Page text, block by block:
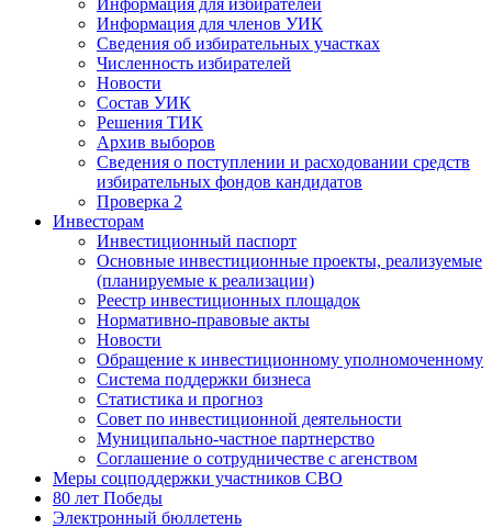
Информация для избирателей
Информация для членов УИК
Сведения об избирательных участках
Численность избирателей
Новости
Состав УИК
Решения ТИК
Архив выборов
Сведения о поступлении и расходовании средств
избирательных фондов кандидатов
Проверка 2
Инвесторам
Инвестиционный паспорт
Основные инвестиционные проекты, реализуемые
(планируемые к реализации)
Реестр инвестиционных площадок
Нормативно-правовые акты
Новости
Обращение к инвестиционному уполномоченному
Система поддержки бизнеса
Статистика и прогноз
Совет по инвестиционной деятельности
Муниципально-частное партнерство
Соглашение о сотрудничестве с агенством
Меры соцподдержки участников СВО
80 лет Победы
Электронный бюллетень